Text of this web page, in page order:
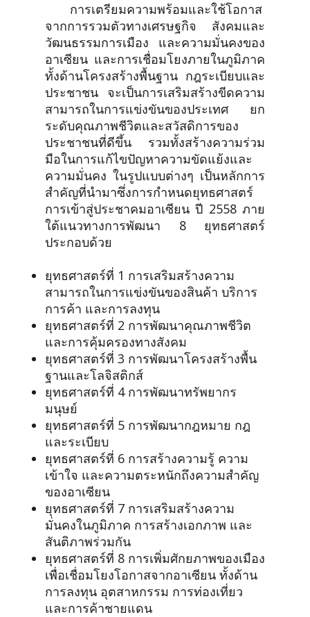
การเตรียมความพร้อมและใช้โอกาส
จากการรวมตัวทางเศรษฐกิจ สังคมและ
วัฒนธรรมการเมือง และความมั่นคงของ
อาเซียน และการเชื่อมโยงภายในภูมิภาค
ทั้งด้านโครงสร้างพื้นฐาน กฎระเบียบและ
ประชาชน จะเป็นการเสริมสร้างขีดความ
สามารถในการแข่งขันของประเทศ ยก
ระดับคุณภาพชีวิตและสวัสดิการของ
ประชาชนที่ดีขึ้น รวมทั้งสร้างความร่วม
มือในการแก้ไขปัญหาความขัดแย้งและ
ความมั่นคง ในรูปแบบต่างๆ เป็นหลักการ
สำคัญที่นำมาซึ่งการกำหนดยุทธศาสตร์
การเข้าสู่ประชาคมอาเซียน ปี 2558 ภาย
ใต้แนวทางการพัฒนา 8 ยุทธศาสตร์
ประกอบด้วย
ยุทธศาสตร์ที่ 1 การเสริมสร้างความ
สามารถในการแข่งขันของสินค้า บริการ
การค้า และการลงทุน
ยุทธศาสตร์ที่ 2 การพัฒนาคุณภาพชีวิต
และการคุ้มครองทางสังคม
ยุทธศาสตร์ที่ 3 การพัฒนาโครงสร้างพื้น
ฐานและโลจิสติกส์
ยุทธศาสตร์ที่ 4 การพัฒนาทรัพยากร
มนุษย์
ยุทธศาสตร์ที่ 5 การพัฒนากฎหมาย กฎ
และระเบียบ
ยุทธศาสตร์ที่ 6 การสร้างความรู้ ความ
เข้าใจ และความตระหนักถึงความสำคัญ
ของอาเซียน
ยุทธศาสตร์ที่ 7 การเสริมสร้างความ
มั่นคงในภูมิภาค การสร้างเอกภาพ และ
สันติภาพร่วมกัน
ยุทธศาสตร์ที่ 8 การเพิ่มศักยภาพของเมือง
เพื่อเชื่อมโยงโอกาสจากอาเซียน ทั้งด้าน
การลงทุน อุตสาหกรรม การท่องเที่ยว
และการค้าชายแดน